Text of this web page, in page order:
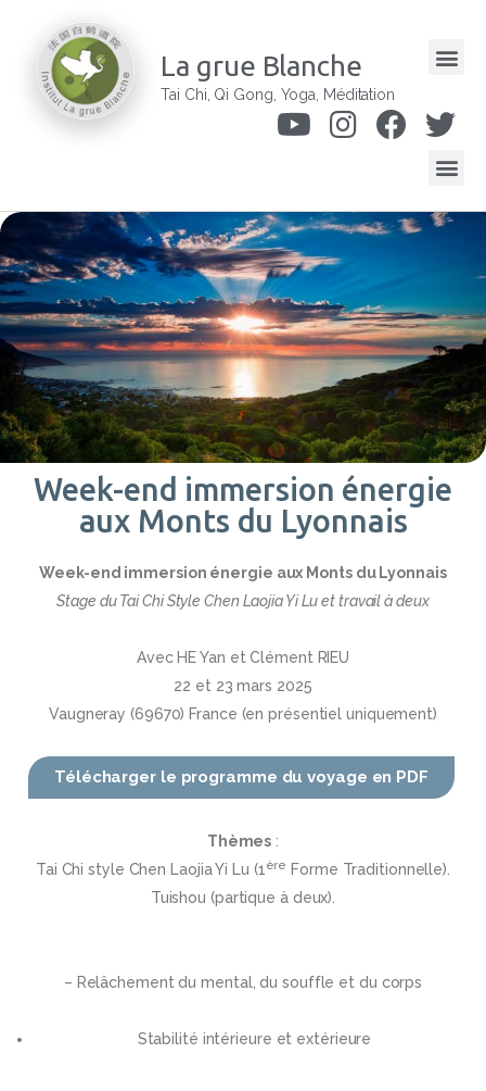
La grue Blanche
Tai Chi, Qi Gong, Yoga, Méditation
Week-end immersion énergie
aux Monts du Lyonnais
Week-end immersion énergie aux Monts du Lyonnais
Stage du Tai Chi Style ChenLaojia Yi Lu et travail à deux
Avec HE Yan et Clément RIEU
22 et 23 mars 2025
Vaugneray (69670) France (en présentiel uniquement)
Télécharger le programme du voyage en PDF
Thèmes :
Tai Chi style Chen Laojia Yi Lu (1ère Forme Traditionnelle).
Tuishou (partique à deux).
– Relâchement du mental, du souffle et du corps
Stabilité intérieure et extérieure